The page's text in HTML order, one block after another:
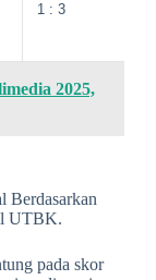
1 : 3
2025,
Berdasarkan
UTBK.
pada skor